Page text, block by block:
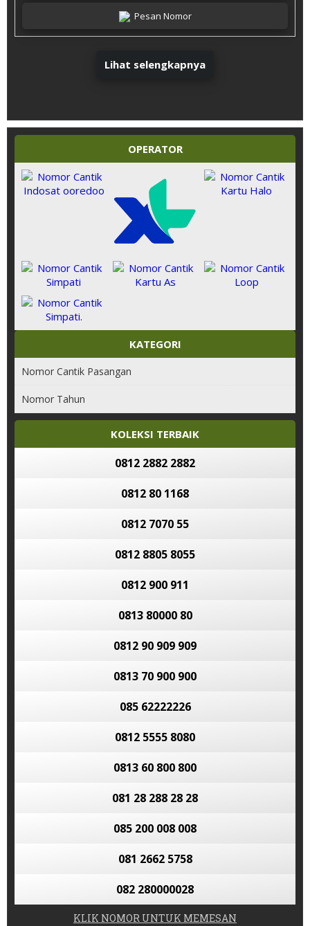
OPERATOR
KATEGORI
Nomor Cantik Pasangan
Nomor Tahun
KOLEKSI TERBAIK
0812 2882 2882
0812 80 1168
0812 7070 55
0812 8805 8055
0812 900 911
0813 80000 80
0812 90 909 909
0813 70 900 900
085 62222226
0812 5555 8080
0813 60 800 800
081 28 288 28 28
085 200 008 008
081 2662 5758
082 280000028
KLIK NOMOR UNTUK MEMESAN
Pesan Nomor
Lihat selengkapnya